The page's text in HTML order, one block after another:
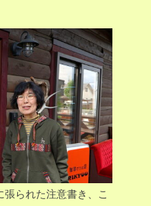
られた注意書き、こ